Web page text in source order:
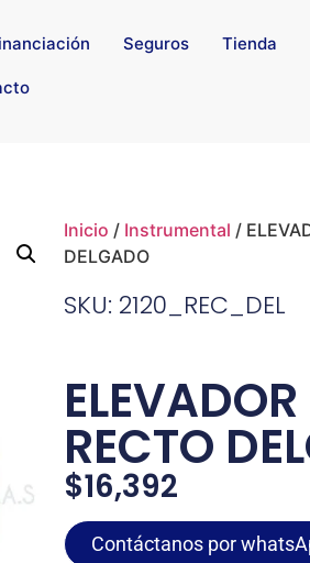
Seguros Tienda
Inicio / Instrumental /
DELGADO
SKU: 2120_REC_DEL
RECTO
$16,392
Contáctanos por